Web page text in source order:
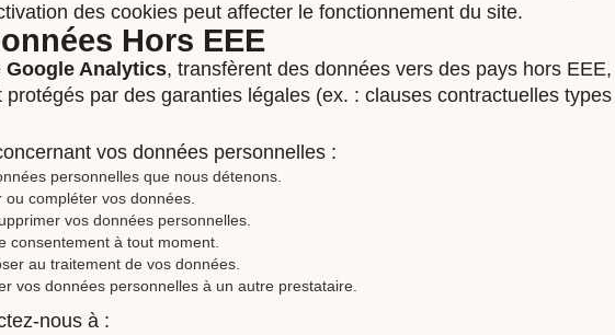
des cookies peut affecter le fonctionnement du site.
Hors EEE
Google Analytics, transfèrent des données vers des pays hors
par des garanties légales (ex. : clauses contractuelles
vos données personnelles :
personnelles que nous détenons.
ou compléter vos données.
vos données personnelles.
consentement à tout moment.
au traitement de vos données.
vos données personnelles à un autre prestataire.
nous à :